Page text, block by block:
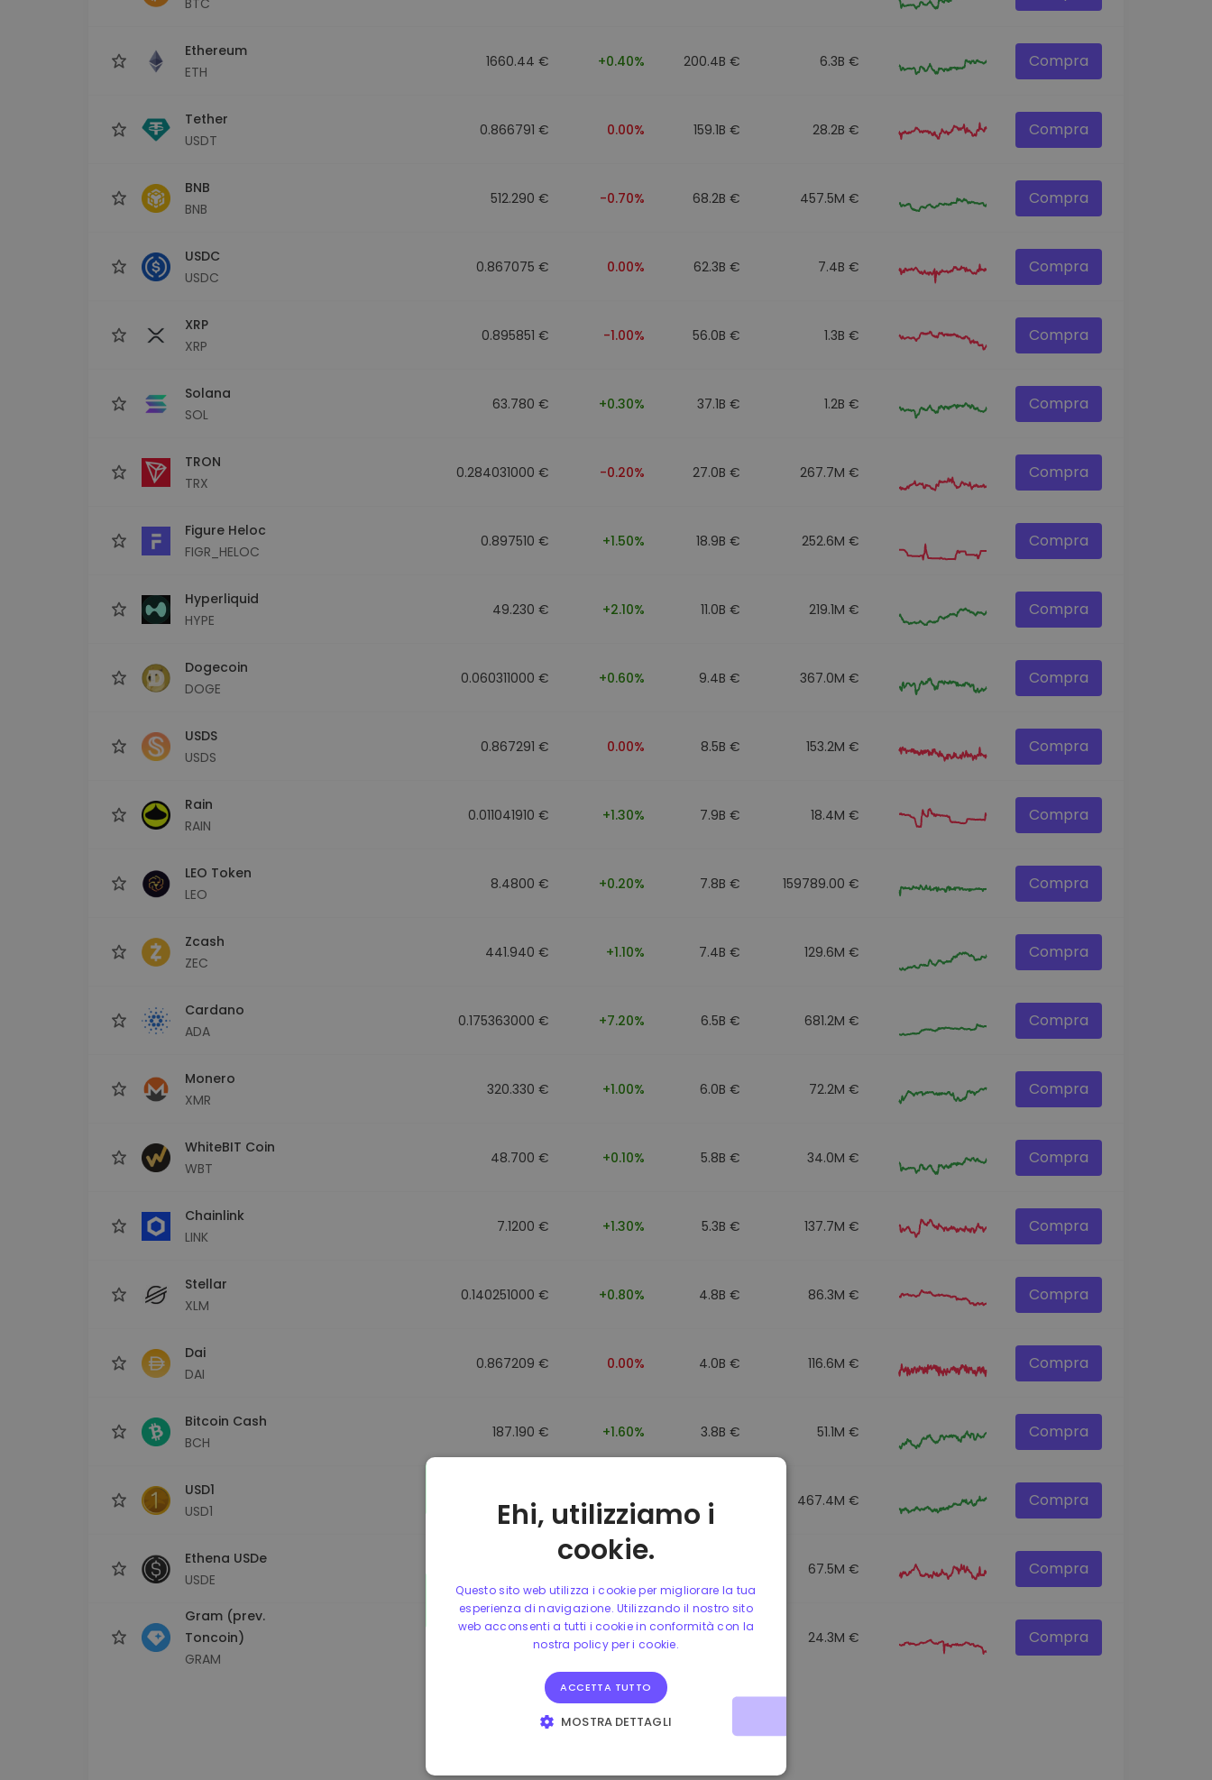
Ethereum
ETH
1660.44 € +0.40% 200.4B € 6.3B € Compra
Tether
USDT
0.866791 € 0.00% 159.1B € 28.2B € Compra
BNB
BNB
512.290 € -0.70% 68.2B € 457.5M € Compra
USDC
USDC
0.867075 € 0.00% 62.3B € 7.4B € Compra
XRP
XRP
0.895851 € -1.00% 56.0B € 1.3B € Compra
Solana
SOL
63.780 € +0.30% 37.1B € 1.2B € Compra
TRON
TRX
0.284031000 € -0.20% 27.0B € 267.7M € Compra
Figure Heloc
FIGR_HELOC
0.897510 € +1.50% 18.9B € 252.6M € Compra
Hyperliquid
HYPE
49.230 € +2.10% 11.0B € 219.1M € Compra
Dogecoin
DOGE
0.060311000 € +0.60% 9.4B € 367.0M € Compra
USDS
USDS
0.867291 € 0.00% 8.5B € 153.2M € Compra
Rain
RAIN
0.011041910 € +1.30% 7.9B € 18.4M € Compra
LEO Token
LEO
8.4800 € +0.20% 7.8B € 159789.00 € Compra
Zcash
ZEC
441.940 € +1.10% 7.4B € 129.6M € Compra
Cardano
ADA
0.175363000 € +7.20% 6.5B € 681.2M € Compra
Monero
XMR
320.330 € +1.00% 6.0B € 72.2M € Compra
WhiteBIT Coin
WBT
48.700 € +0.10% 5.8B € 34.0M € Compra
Chainlink
LINK
7.1200 € +1.30% 5.3B € 137.7M € Compra
Stellar
XLM
0.140251000 € +0.80% 4.8B € 86.3M € Compra
Dai
DAI
0.867209 € 0.00% 4.0B € 116.6M € Compra
Bitcoin Cash
BCH
187.190 € +1.60% 3.8B € 51.1M € Compra
USD1
USD1
0.867184 € 0.00% 3.5B € 467.4M € Compra
Ethena USDe
USDE
67.5M € Compra
Gram (prev.
Toncoin)
GRAM
-3.00% 24.3M € Compra
Ehi, utilizziamo i
cookie.
Questo sito web utilizza i cookie per migliorare la tua
esperienza di navigazione. Utilizzando il nostro sito
web acconsenti a tutti i cookie in conformità con la
nostra policy per i cookie.
ACCETTA TUTTO
MOSTRA DETTAGLI